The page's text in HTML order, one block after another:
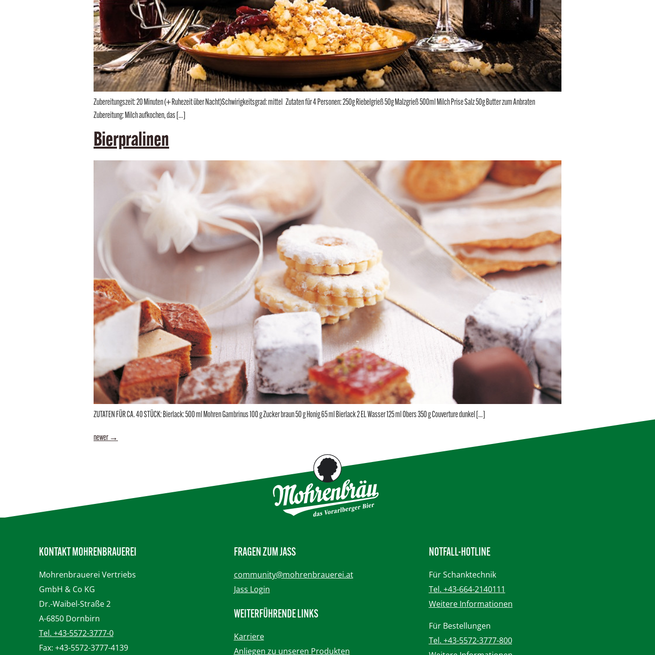
Zubereitungszeit: 20 Minuten (+ Ruhezeit über Nacht)Schwirigkeitsgrad: mittel Zutaten für 4 Personen: 250g Riebelgrieß 50g Malzgrieß 500ml Milch Prise Salz 50g Butter zum Anbraten
Zubereitung: Milch aufkochen, das […]
Bierpralinen
ZUTATEN FÜR CA. 40 STÜCK: Bierlack: 500 ml Mohren Gambrinus 100 g Zucker braun 50 g Honig 65 ml Bierlack 2 EL Wasser 125 ml Obers 350 g Couverture dunkel […]
newer →
KONTAKT MOHRENBRAUEREI
Mohrenbrauerei Vertriebs
GmbH & Co KG
Dr.-Waibel-Straße 2
A-6850 Dornbirn
Tel. +43-5572-3777-0
Fax: +43-5572-3777-4139
FRAGEN ZUM JASS
community@mohrenbrauerei.at
Jass Login
WEITERFÜHRENDE LINKS
Karriere
Anliegen zu unseren Produkten
NOTFALL-HOTLINE
Für Schanktechnik
Tel. +43-664-2140111
Weitere Informationen
Für Bestellungen
Tel. +43-5572-3777-800